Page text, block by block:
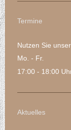
Termine
Nutzen Sie
Mo. - Fr.
17:00 - 18:00
Aktuelles